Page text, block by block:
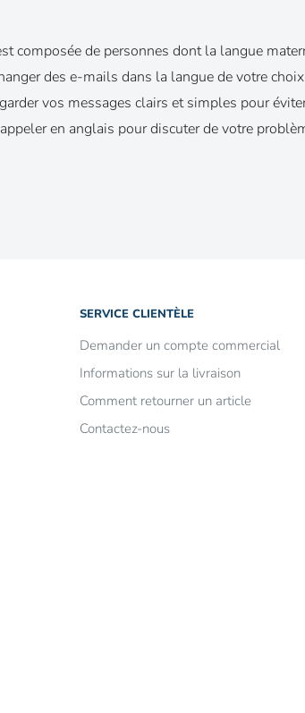
composée de personnes dont la langue
des e-mails dans la langue de votre
vos messages clairs et simples pour
en anglais pour discuter de votre
SERVICE CLIENTÈLE
Demander un compte commercial
Informations sur la livraison
Comment retourner un article
Contactez-nous